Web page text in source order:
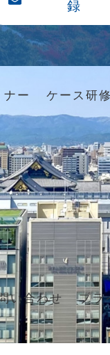
録
ナー ケース研修
い合わせ プラ